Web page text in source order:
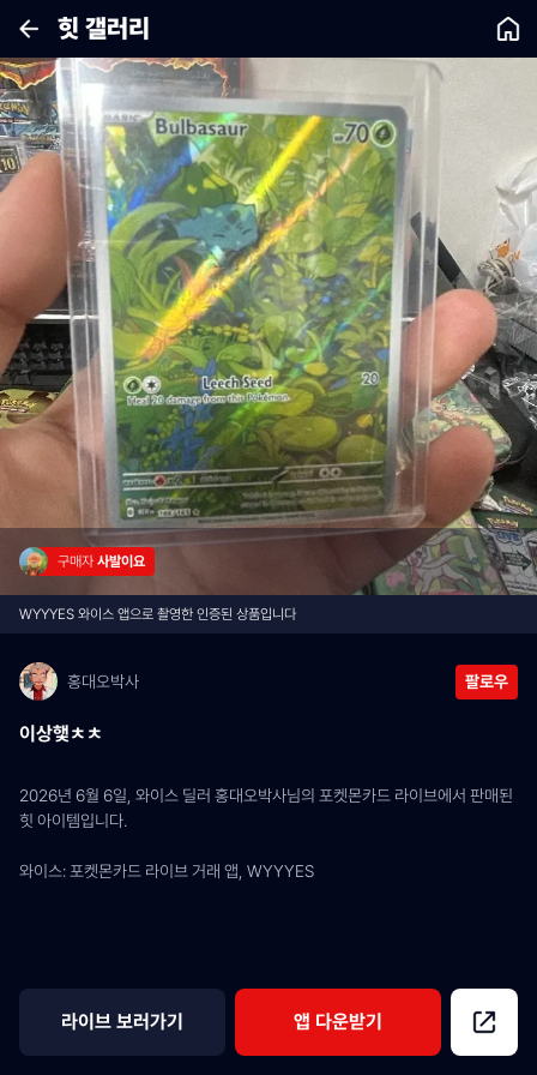
힛 갤러리
구매자 사발이요
WYYYES 와이스 앱으로 촬영한 인증된 상품입니다
홍대오박사 팔로우
이상햋ㅊㅊ
2026년 6월 6일, 와이스 딜러 홍대오박사님의 포켓몬카드 라이브에서 판매된
힛 아이템입니다.
와이스: 포켓몬카드 라이브 거래 앱, WYYYES
라이브 보러가기 앱 다운받기